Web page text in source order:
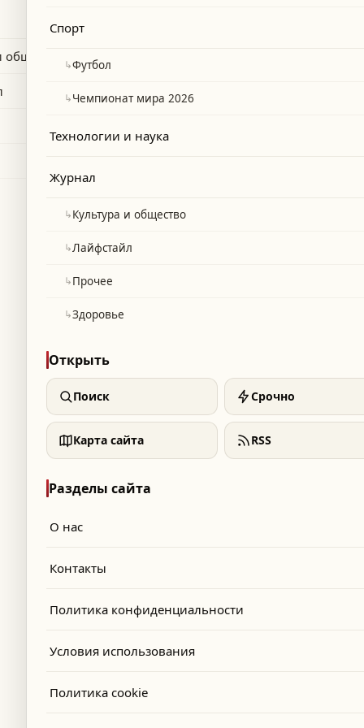
футболиста Килиана Мбаппе.
Спорт
↳Футбол
↳Чемпионат мира 2026
Технологии и наука
Журнал
↳Культура и общество
↳Лайфстайл
↳Прочее
↳Здоровье
Открыть
Поиск Срочно
Карта сайта RSS
Разделы сайта
О нас
Контакты
Политика конфиденциальности
Условия использования
Политика cookie